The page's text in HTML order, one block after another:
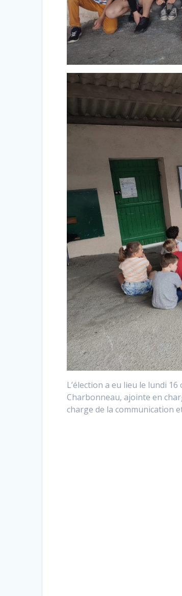
L’élection a eu lieu le lundi
Charbonneau, ajointe en
charge de la communication